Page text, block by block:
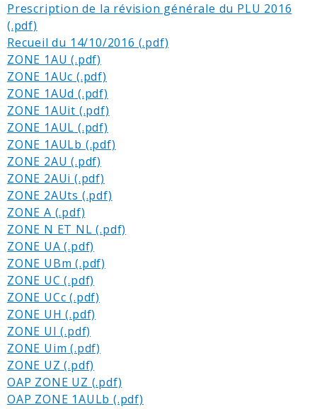
Prescription de la révision générale du PLU 2016
Recueil du 14/10/2016
ZONE 1AU
ZONE 1AUc
ZONE 1AUd
ZONE 1AUit
ZONE 1AUL
ZONE 1AULb
ZONE 2AU
ZONE 2AUi
ZONE 2AUts
ZONE A
ZONE N ET NL
ZONE UA
ZONE UBm
ZONE UC
ZONE UCc
ZONE UH
ZONE UI
ZONE Uim
ZONE UZ
OAP ZONE UZ
OAP ZONE 1AULb